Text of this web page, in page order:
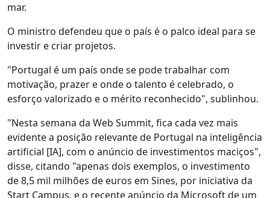
mar.
O ministro defendeu que o país é o palco ideal para se
investir e criar projetos.
"Portugal é um país onde se pode trabalhar com
motivação, prazer e onde o talento é celebrado, o
esforço valorizado e o mérito reconhecido", sublinhou.
"Nesta semana da Web Summit, fica cada vez mais
evidente a posição relevante de Portugal na inteligência
artificial [IA], com o anúncio de investimentos maciços",
disse, citando "apenas dois exemplos, o investimento
de 8,5 mil milhões de euros em Sines, por iniciativa da
Start Campus, e o recente anúncio da Microsoft de um